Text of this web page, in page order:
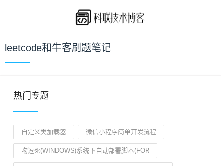
leetcode和牛客刷题笔记
热门专题
自定义类加载器 微信小程序简单开发流程
吻逗死(WINDOWS)系统下自动部署脚本(FOR